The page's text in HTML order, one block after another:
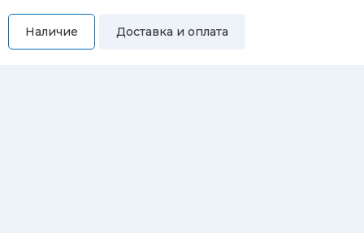
Наличие Доставка и оплата